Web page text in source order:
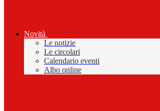
Novità
Le notizie
Le circolari
Calendario eventi
Albo online